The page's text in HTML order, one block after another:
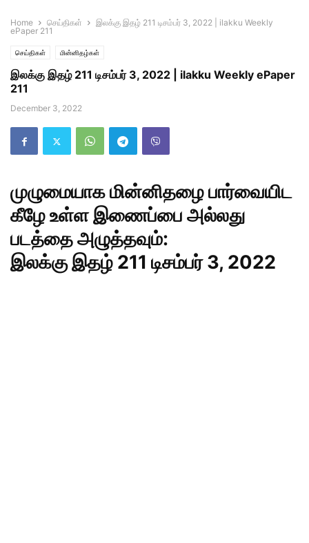
Home செய்திகள்
இலக்கு இதழ் 211 டிசம்பர் 3, 2022 | ilakku Weekly
ePaper 211
செய்திகள் மின்னிதழ்கள்
இலக்கு இதழ் 211 டிசம்பர் 3, 2022 | ilakku Weekly ePaper
211
December 3, 2022
முழுமையாக மின்னிதழை பார்வையிட
கீழே உள்ள இணைப்பை அல்லது
படத்தை அழுத்தவும்:
இலக்கு இதழ் 211 டிசம்பர் 3, 2022